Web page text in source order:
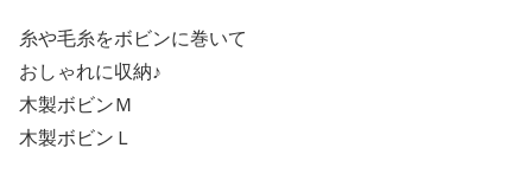
糸や毛糸をボビンに巻いて
おしゃれに収納♪
木製ボビンＭ
木製ボビンＬ